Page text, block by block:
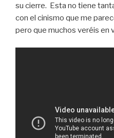
su cierre. Esta no tiene
con el cinismo que me
pero que muchos veréis en